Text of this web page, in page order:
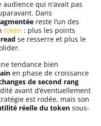
audience qui n’avait pas
Dans
reste l’un des
token : plus les points
se resserre et plus le
tendance bien
en phase de croissance
de second rang
avant d’éventuellement
est rodée, mais son
réelle du token sous-